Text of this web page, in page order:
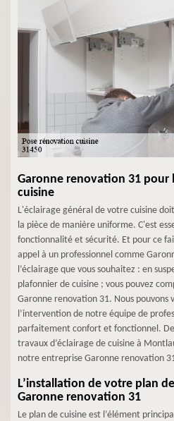
Garonne renovation 31 pour
cuisine
L'éclairage général de votre cuisine
la pièce de manière uniforme. C'est
fonctionnalité et sécurité. Et pour ce
appel à un professionnel comme
l’éclairage que vous souhaitez : en
plafonnier de cuisine ; vous pouvez
Garonne renovation 31. Nous pouvons
l’intervention de notre équipe de
parfaitement confort et fonctionnel. De
travaux d’éclairage de cuisine à
notre entreprise Garonne renovation
L’installation de votre plan
Garonne renovation 31
Le plan de cuisine est l’élément